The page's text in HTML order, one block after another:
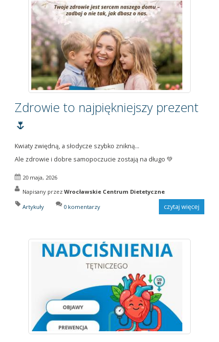
Zdrowie to najpiękniejszy prezent
🌷
Kwiaty zwiędną, a słodycze szybko znikną…
Ale zdrowie i dobre samopoczucie zostają na długo 💚
20 maja, 2026
Napisany przez Wrocławskie Centrum Dietetyczne
Artykuły 0 komentarzy czytaj więcej